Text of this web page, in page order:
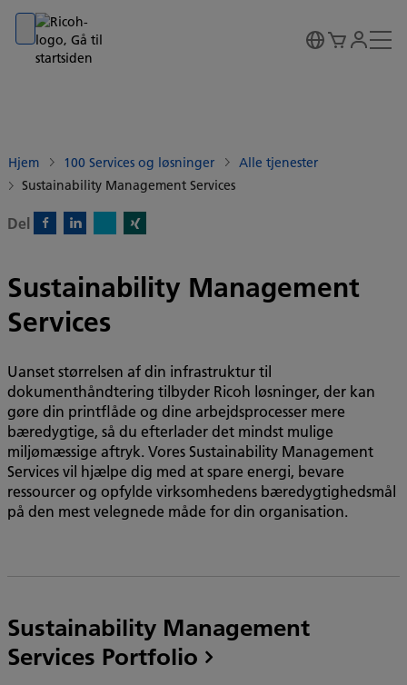
Go to banner
Go to content
Go to footer
Hjem 100 Services og løsninger
Alle tjenester
Sustainability Management Services
Del
Sustainability Management
Services
Uanset størrelsen af din infrastruktur til
dokumenthåndtering tilbyder Ricoh løsninger, der kan
gøre din printflåde og dine arbejdsprocesser mere
bæredygtige, så du efterlader det mindst mulige
miljømæssige aftryk. Vores Sustainability Management
Services vil hjælpe dig med at spare energi, bevare
ressourcer og opfylde virksomhedens bæredygtighedsmål
på den mest velegnede måde for din organisation.
Sustainability Management
Services Portfolio